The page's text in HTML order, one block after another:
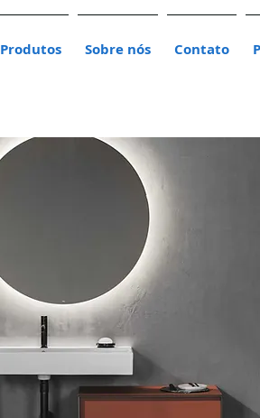
Produtos Sobre nós Contato